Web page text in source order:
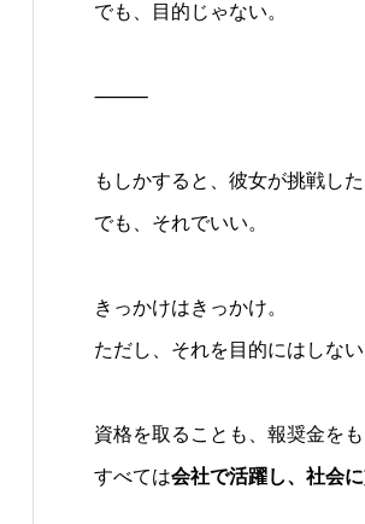
でも、目的じゃない。
⸻
もしかすると、彼女が挑戦し
でも、それでいい。
きっかけはきっかけ。
ただし、それを目的にはしない
資格を取ることも、報奨金をも
すべては会社で活躍し、社会